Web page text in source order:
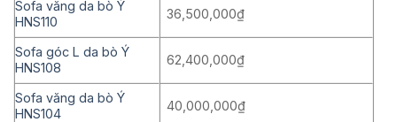
Sofa văng da bò Ý
HNS110
36,500,000₫
Sofa góc L da bò Ý
HNS108
62,400,000₫
Sofa văng da bò Ý
HNS104
40,000,000₫